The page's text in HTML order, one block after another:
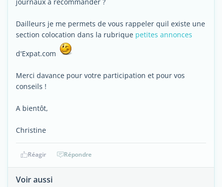
Dailleurs je me permets de vous rappeler quil existe une
section colocation dans la rubrique petites annonces
d'Expat.com
Merci davance pour votre participation et pour vos
conseils !
A bientôt,
Christine
Réagir Répondre
Voir aussi